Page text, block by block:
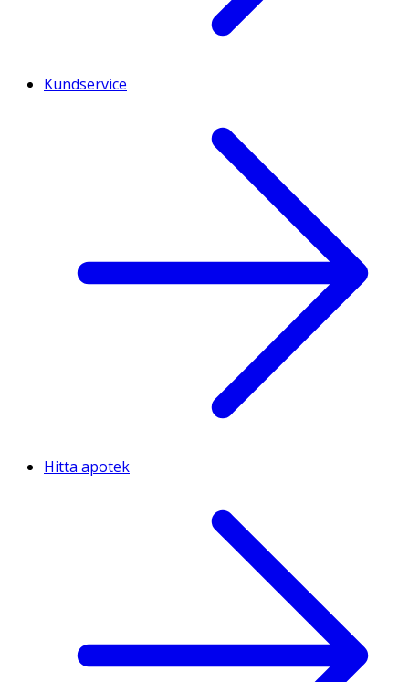
Kundservice
Hitta apotek